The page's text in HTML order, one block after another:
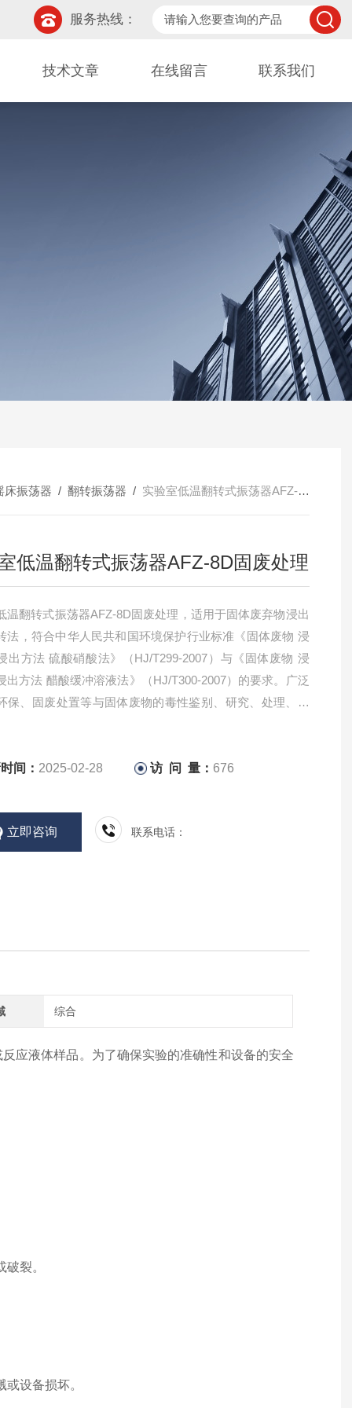
服务热线：
技术文章 在线留言 联系我们
床振荡器 / 翻转振荡器 / 实验室低温翻转式振荡器AFZ-8D固废处理
低温翻转式振荡器AFZ-8D固废处理
温翻转式振荡器AFZ-8D固废处理，适用于固体废弃物浸出
法，符合中华人民共和国环境保护行业标准《固体废物 浸
出方法 硫酸硝酸法》（HJ/T299-2007）与《固体废物 浸
出方法 醋酸缓冲溶液法》（HJ/T300-2007）的要求。广泛
保、固废处置等与固体废物的毒性鉴别、研究、处理、处
间： 2025-02-28 访 问 量： 676
立即咨询 联系电话：
综合
应液体样品。为了确保实验的准确性和设备的安全
裂。
设备损坏。